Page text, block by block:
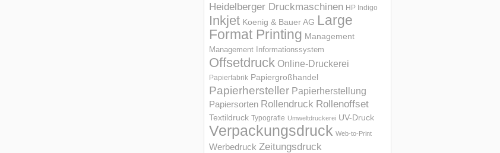
Heidelberger Druckmaschinen HP Indigo
Inkjet Koenig & Bauer AG Large
Format Printing Management
Management Informations­system
Offsetdruck Online-Druckerei
Papierfabrik Papiergroßhandel
Papierhersteller Papierherstellung
Papiersorten Rollendruck Rollenoffset
Textildruck Typografie Umweltdruckerei UV-Druck
Verpackungsdruck Web-to-Print
Werbedruck Zeitungsdruck